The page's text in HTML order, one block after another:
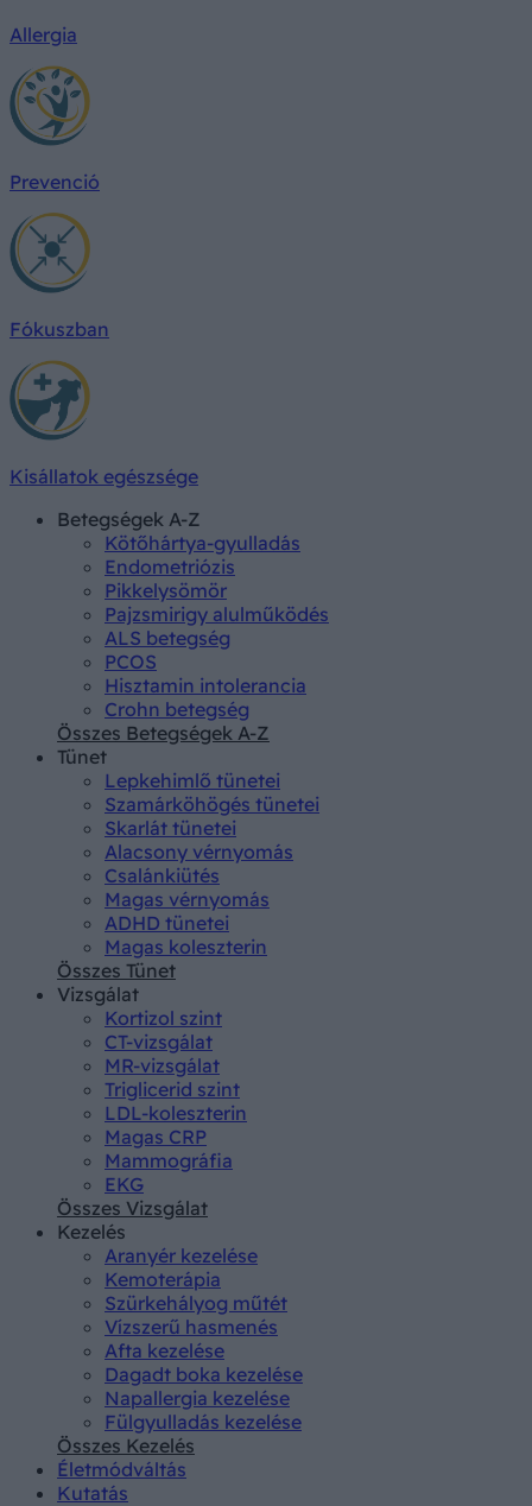
Allergia
Prevenció
Fókuszban
Kisállatok egészsége
Betegségek A-Z
Kötőhártya-gyulladás
Endometriózis
Pikkelysömör
Pajzsmirigy alulműködés
ALS betegség
PCOS
Hisztamin intolerancia
Crohn betegség
Összes Betegségek A-Z
Tünet
Lepkehimlő tünetei
Szamárköhögés tünetei
Skarlát tünetei
Alacsony vérnyomás
Csalánkiütés
Magas vérnyomás
ADHD tünetei
Magas koleszterin
Összes Tünet
Vizsgálat
Kortizol szint
CT-vizsgálat
MR-vizsgálat
Triglicerid szint
LDL-koleszterin
Magas CRP
Mammográfia
EKG
Összes Vizsgálat
Kezelés
Aranyér kezelése
Kemoterápia
Szürkehályog műtét
Vízszerű hasmenés
Afta kezelése
Dagadt boka kezelése
Napallergia kezelése
Fülgyulladás kezelése
Összes Kezelés
Életmódváltás
Kutatás